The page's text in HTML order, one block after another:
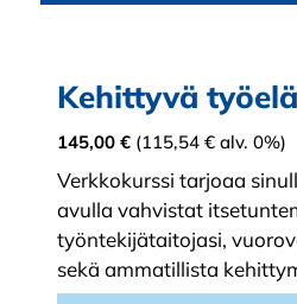
Kehittyvä
145,00 € (115,54 € alv. 0%)
Verkkokurssi tarjoaa
avulla vahvistat
työntekijätaitojasi,
sekä ammatillista